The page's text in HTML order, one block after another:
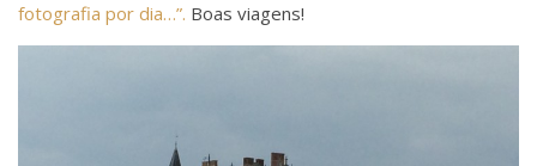
fotografia por dia…”. Boas viagens!